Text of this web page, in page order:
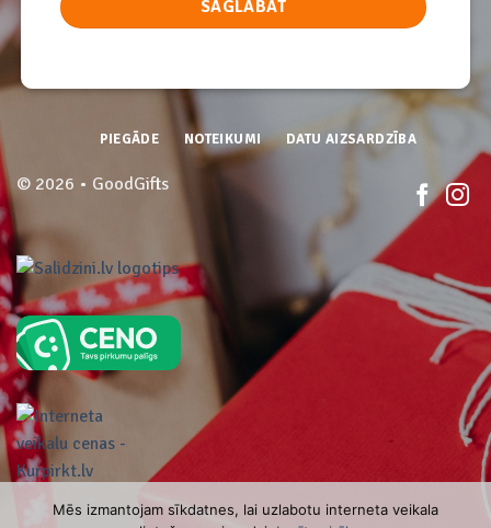
© 2026 • GoodGifts
PIEGĀDE NOTEIKUMI DATU AIZSARDZĪBA
Mēs izmantojam sīkdatnes, lai uzlabotu interneta veikala